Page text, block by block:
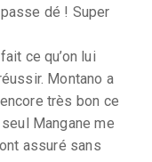
dé ! Super
ce qu’on lui
Montano a
très bon ce
Mangane me
assuré sans